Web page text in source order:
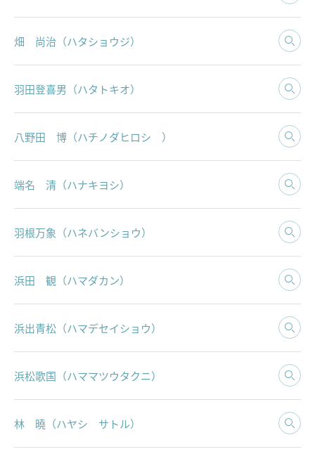
畑 尚治（ハタショウジ）
羽田登喜男（ハタトキオ）
八野田 博（ハチノダヒロシ ）
端名 清（ハナキヨシ）
羽根万象（ハネバンショウ）
浜田 観（ハマダカン）
浜出青松（ハマデセイショウ）
浜松歌国（ハママツウタクニ）
林 曉（ハヤシ サトル）